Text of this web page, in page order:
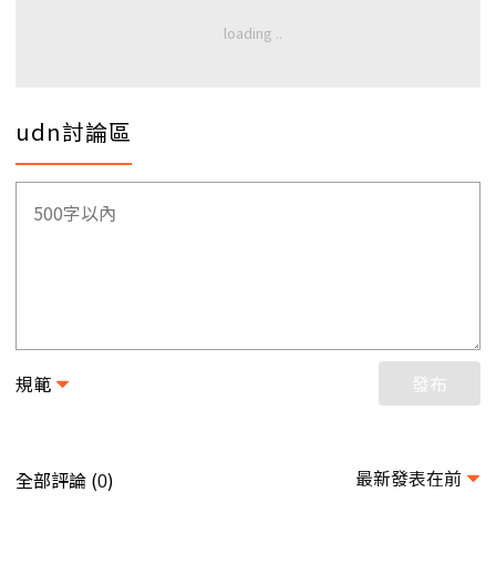
udn討論區
規範 發布
全部評論 (0) 最新發表在前